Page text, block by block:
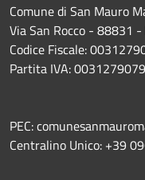
Comune di San Mauro
Via San Rocco - 88831 -
Codice Fiscale:
Partita IVA:
PEC:
Centralino Unico: +39